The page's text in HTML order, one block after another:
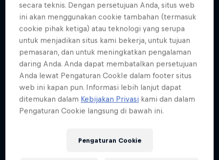
Hannes Arch top gun in training
AIR RACING
Tunnel Pass
secara teknis. Dengan persetujuan Anda, situs web
ini akan menggunakan cookie tambahan (termasuk
cookie pihak ketiga) atau teknologi yang serupa
untuk menjadikan situs kami bekerja, untuk tujuan
pemasaran, dan untuk meningkatkan pengalaman
daring Anda. Anda dapat membatalkan persetujuan
Anda lewat Pengaturan CookIe dalam footer situs
web ini kapan pun. Informasi lebih lanjut dapat
ditemukan dalam Kebijakan Privasi kami dan dalam
Pengaturan Cookie langsung di bawah ini.
Pengaturan Cookie